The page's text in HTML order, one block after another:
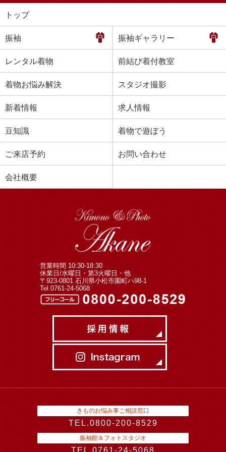
トップ
振袖 振袖ギャラリー
レンタル着物 前結び着付教室
着物お悩み解決 スタジオ撮影
新着情報 求人情報
豆知識 着物で遊ぼう
ご来店予約 お問い合わせ
会社概要
営業時間 10:30-18:30
休業日/水曜日・第3火曜日・他
〒923-0801 石川県小松市園町ハ98-1
Tel.0761-24-5068
きものお悩み事ご相談窓口
TEL.0800-200-8529
振袖館＆フォトスタジオ
TEL.0761-24-5068